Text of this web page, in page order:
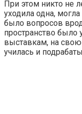
При этом никто не
уходила одна,
было вопросов
пространство было
выставкам, на свою
училась и